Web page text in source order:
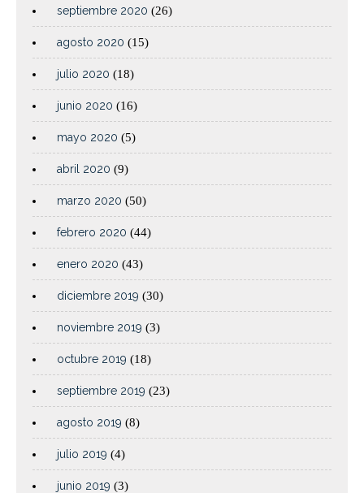
septiembre 2020 (26)
agosto 2020 (15)
julio 2020 (18)
junio 2020 (16)
mayo 2020 (5)
abril 2020 (9)
marzo 2020 (50)
febrero 2020 (44)
enero 2020 (43)
diciembre 2019 (30)
noviembre 2019 (3)
octubre 2019 (18)
septiembre 2019 (23)
agosto 2019 (8)
julio 2019 (4)
junio 2019 (3)